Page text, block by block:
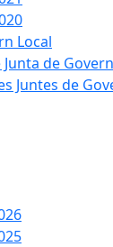
Local
de Govern
Juntes de